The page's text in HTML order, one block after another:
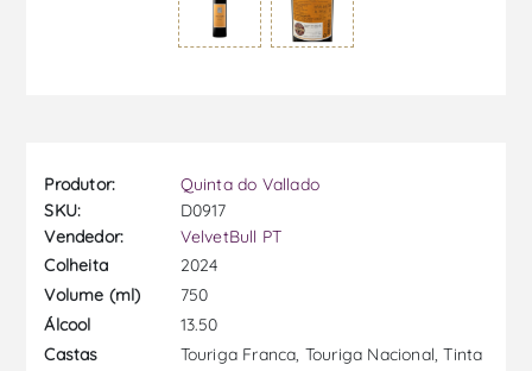
Produtor:
Quinta do Vallado
SKU:
D0917
Vendedor:
VelvetBull PT
Colheita
2024
Volume (ml)
750
Álcool
13.50
Castas
Touriga Franca, Touriga Nacional, Tinta